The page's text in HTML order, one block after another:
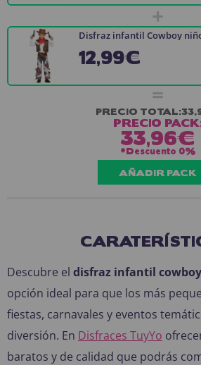
+
Disfraz infantil Cowboy
12,99€
=
PRECIO TOTAL:
PRECIO
33,96€
*Descuento 0%
AÑADIR PACK
Descubre el disfraz infantil
opción ideal para que los más
fiestas, carnavales y eventos
diversión. En Disfraces TuyYo
baratos y de calidad que podrás